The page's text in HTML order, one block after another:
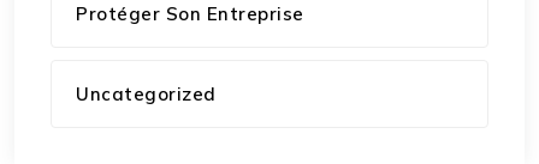
Protéger Son Entreprise
Uncategorized